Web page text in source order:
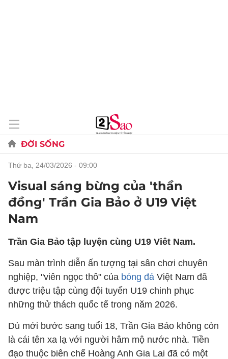
ĐỜI SỐNG
thứ ba, 24/03/2026 - 09:00
Visual sáng bừng của 'thần
đồng' Trần Gia Bảo ở U19 Việt
Nam
Trần Gia Bảo tập luyện cùng U19 Viêt Nam.
Sau màn trình diễn ấn tượng tại sân chơi chuyên
nghiệp, "viên ngọc thô" của bóng đá Việt Nam đã
được triệu tập cùng đội tuyển U19 chinh phục
những thử thách quốc tế trong năm 2026.
Dù mới bước sang tuổi 18, Trần Gia Bảo không còn
là cái tên xa lạ với người hâm mộ nước nhà. Tiền
đạo thuộc biên chế Hoàng Anh Gia Lai đã có một